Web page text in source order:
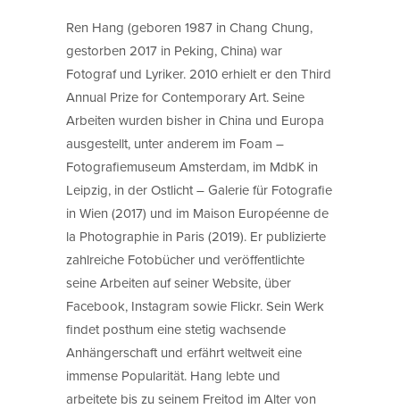
Ren Hang (geboren 1987 in Chang Chung,
gestorben 2017 in Peking, China) war
Fotograf und Lyriker. 2010 erhielt er den Third
Annual Prize for Contemporary Art. Seine
Arbeiten wurden bisher in China und Europa
ausgestellt, unter anderem im Foam –
Fotografiemuseum Amsterdam, im MdbK in
Leipzig, in der Ostlicht – Galerie für Fotografie
in Wien (2017) und im Maison Européenne de
la Photographie in Paris (2019). Er publizierte
zahlreiche Fotobücher und veröffentlichte
seine Arbeiten auf seiner Website, über
Facebook, Instagram sowie Flickr. Sein Werk
findet posthum eine stetig wachsende
Anhängerschaft und erfährt weltweit eine
immense Popularität. Hang lebte und
arbeitete bis zu seinem Freitod im Alter von